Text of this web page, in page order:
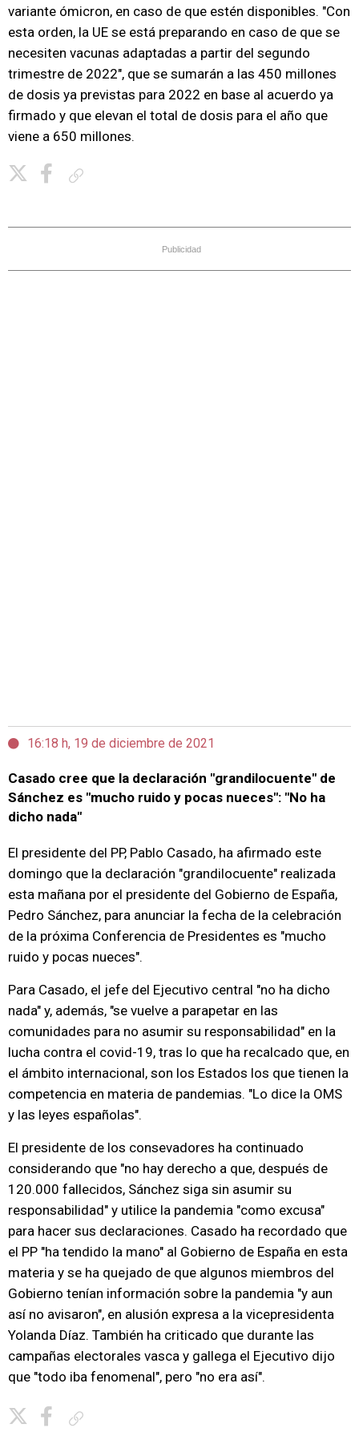
variante ómicron, en caso de que estén disponibles. "Con
esta orden, la UE se está preparando en caso de que se
necesiten vacunas adaptadas a partir del segundo
trimestre de 2022", que se sumarán a las 450 millones
de dosis ya previstas para 2022 en base al acuerdo ya
firmado y que elevan el total de dosis para el año que
viene a 650 millones.
Publicidad
16:18 h, 19 de diciembre de 2021
Casado cree que la declaración "grandilocuente" de
Sánchez es "mucho ruido y pocas nueces": "No ha
dicho nada"
El presidente del PP, Pablo Casado, ha afirmado este
domingo que la declaración "grandilocuente" realizada
esta mañana por el presidente del Gobierno de España,
Pedro Sánchez, para anunciar la fecha de la celebración
de la próxima Conferencia de Presidentes es "mucho
ruido y pocas nueces".
Para Casado, el jefe del Ejecutivo central "no ha dicho
nada" y, además, "se vuelve a parapetar en las
comunidades para no asumir su responsabilidad" en la
lucha contra el covid-19, tras lo que ha recalcado que, en
el ámbito internacional, son los Estados los que tienen la
competencia en materia de pandemias. "Lo dice la OMS
y las leyes españolas".
El presidente de los consevadores ha continuado
considerando que "no hay derecho a que, después de
120.000 fallecidos, Sánchez siga sin asumir su
responsabilidad" y utilice la pandemia "como excusa"
para hacer sus declaraciones. Casado ha recordado que
el PP "ha tendido la mano" al Gobierno de España en esta
materia y se ha quejado de que algunos miembros del
Gobierno tenían información sobre la pandemia "y aun
así no avisaron", en alusión expresa a la vicepresidenta
Yolanda Díaz. También ha criticado que durante las
campañas electorales vasca y gallega el Ejecutivo dijo
que "todo iba fenomenal", pero "no era así".